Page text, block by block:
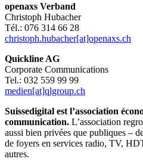
openaxs Verband
Christoph Hubacher
Tél.: 076 314 66 28
christoph.hubacher[at]openaxs.ch
Quickline AG
Corporate Communications
Tel.: 032 559 99 99
medien[at]qlgroup.ch
Suissedigital est l’association
communication. L’association
aussi bien privées que publiques –
de foyers en services radio, TV,
autres.